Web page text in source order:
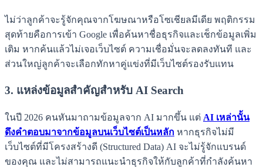
ไม่ว่าลูกค้าจะรู้จักคุณจากโฆษณาหรือโซเชียลมีเดีย พฤติกรรม
สุดท้ายคือการเข้า Google เพื่อค้นหาชื่อธุรกิจและเช็กข้อมูลเพิ่ม
เติม หากค้นแล้วไม่เจอเว็บไซต์ ความเชื่อมั่นจะลดลงทันที และ
ส่วนใหญ่ลูกค้าจะเลือกทักหาคู่แข่งที่มีเว็บไซต์รองรับแทน
3. แหล่งข้อมูลสำคัญสำหรับ AI Search
ในปี 2026 คนหันมาถามข้อมูลจาก AI มากขึ้น แต่ AI เหล่านั้น
ดึงคำตอบมาจากข้อมูลบนเว็บไซต์เป็นหลัก หากธุรกิจไม่มี
เว็บไซต์ที่มีโครงสร้างดี (Structured Data) AI จะไม่รู้จักแบรนด์
ของคุณ และไม่สามารถแนะนำธุรกิจให้กับลูกค้าที่กำลังค้นหา